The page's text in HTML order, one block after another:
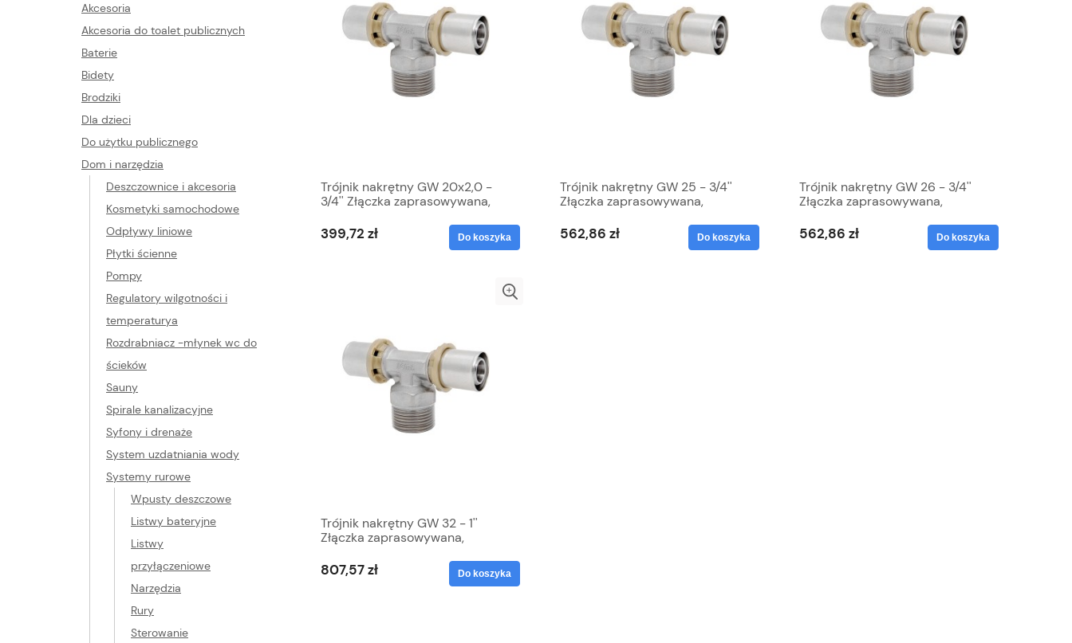
Akcesoria
Akcesoria do toalet publicznych
Baterie
Bidety
Brodziki
Dla dzieci
Do użytku publicznego
Dom i narzędzia
Deszczownice i akcesoria
Kosmetyki samochodowe
Odpływy liniowe
Płytki ścienne
Pompy
Regulatory wilgotności i
temperaturya
Rozdrabniacz -młynek wc do
ścieków
Sauny
Spirale kanalizacyjne
Syfony i drenaże
System uzdatniania wody
Systemy rurowe
Wpusty deszczowe
Listwy bateryjne
Listwy
przyłączeniowe
Narzędzia
Rury
Sterowanie
Trójnik nakrętny GW 20x2,0 -
3/4'' Złączka zaprasowywana,
399,72 zł Do koszyka
Trójnik nakrętny GW 25 - 3/4''
Złączka zaprasowywana,
562,86 zł Do koszyka
Trójnik nakrętny GW 26 - 3/4''
Złączka zaprasowywana,
562,86 zł Do koszyka
Trójnik nakrętny GW 32 - 1''
Złączka zaprasowywana,
807,57 zł Do koszyka